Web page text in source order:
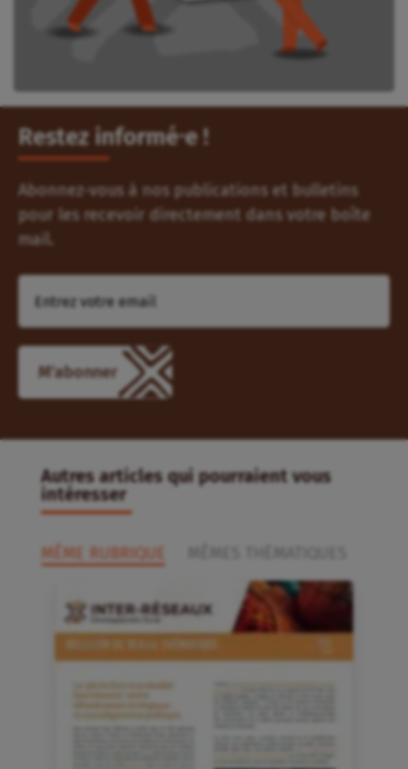
Restez informé⸱e !
Abonnez-vous à nos publications et bulletins
pour les recevoir directement dans votre boîte
mail.
M'abonner
Autres articles qui pourraient vous
intéresser
MÊME RUBRIQUE